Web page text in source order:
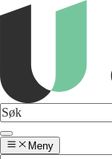
Meny